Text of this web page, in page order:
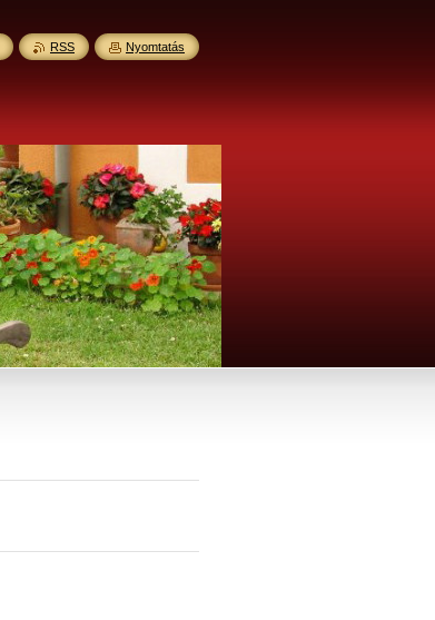
RSS Nyomtatás